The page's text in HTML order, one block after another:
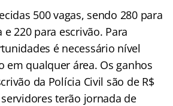
500 vagas, sendo 280 para
220 para escrivão. Para
é necessário nível
em qualquer área. Os ganhos
da Polícia Civil são de R$
terão jornada de